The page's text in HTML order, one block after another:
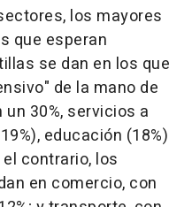
los mayores
que esperan
se dan en los que
de la mano de
30%, servicios a
educación (18%)
contrario, los
en comercio, con